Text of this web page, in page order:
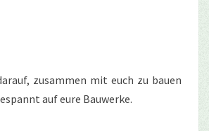
zusammen mit euch zu bauen
auf eure Bauwerke.